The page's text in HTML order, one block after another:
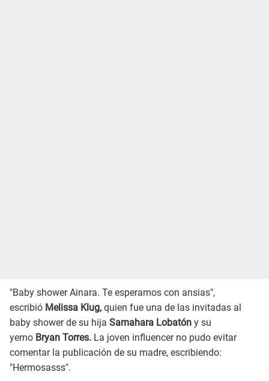
"Baby shower Ainara. Te esperamos con ansias",
escribió Melissa Klug, quien fue una de las invitadas al
baby shower de su hija Samahara Lobatón y su
yerno Bryan Torres. La joven influencer no pudo evitar
comentar la publicación de su madre, escribiendo:
"Hermosasss".